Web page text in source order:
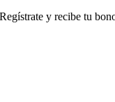
y recibe tu